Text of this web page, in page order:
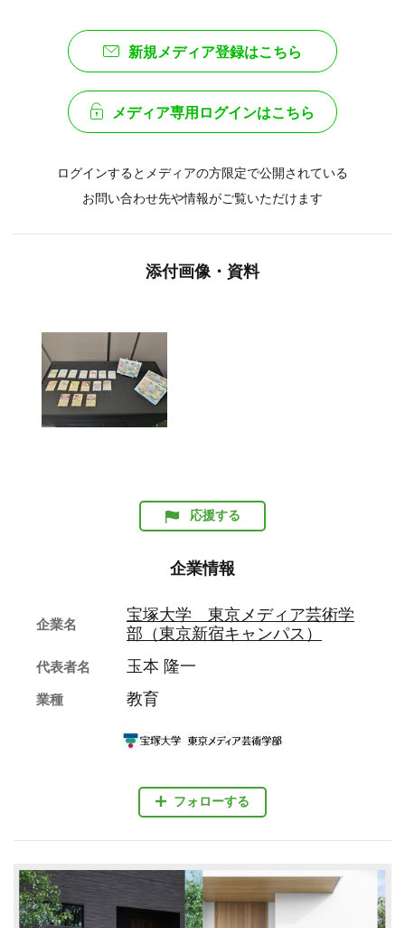
新規メディア登録はこちら
メディア専用ログインはこちら
ログインするとメディアの方限定で公開されている
お問い合わせ先や情報がご覧いただけます
添付画像・資料
応援する
企業情報
フォローする
企業名
宝塚大学 東京メディア芸術学
部（東京新宿キャンパス）
代表者名 玉本 隆一
業種 教育